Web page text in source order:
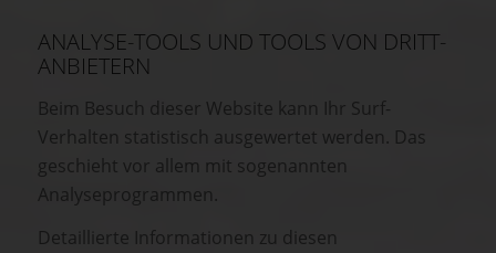
ANALYSE-TOOLS UND TOOLS VON DRITT­
ANBIETERN
Beim Besuch dieser Website kann Ihr Surf-
Verhalten statistisch ausgewertet werden. Das
geschieht vor allem mit sogenannten
Analyseprogrammen.
Detaillierte Informationen zu diesen